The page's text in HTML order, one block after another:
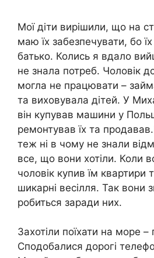
Мої діти вирішили, що на
маю їх забезпечувати, бо
батько. Колись я вдало
не знала потреб. Чоловік
могла не працювати –
та виховувала дітей. У
він купував машини у
ремонтував їх та
теж ні в чому не знали
все, що вони хотіли. Коли
чоловік купив їм квартири
шикарні весілля. Так вони
робиться заради них.
Захотіли поїхати на море –
Сподобалися дорогі